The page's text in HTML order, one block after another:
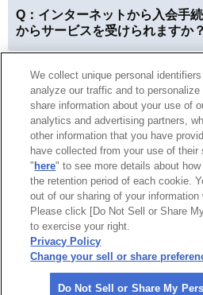
会員優待サービス
優待を利用できて、本当にお得
以前はお財布やカバンの中か
車に入れていた時には利用でき
ホで会員証を見せることが出来
りました。
会員優待サービス
親戚と温泉へ行ったとき、割引
やはり割引があるのは嬉
Q：インターネットから入会手
からサービスを受けられますか？
Q：ロードサービスの救援現場
いでのサービスは受けられます
特定商取引法に基づく表示
個人情報の取り扱いについて
Do
企業情報
©2026 All rights
We collect unique personal
analyze our traffic and to
share information about your use of
analytics and advertising partners,
other information that you have
have collected from your use of
" here" to see more details about
the retention period of each cookie.
out of our sharing of your information
Please click [Do Not Sell or Share
to exercise your right.
Privacy Policy
Change your sell or share
Do Not Sell or Share My